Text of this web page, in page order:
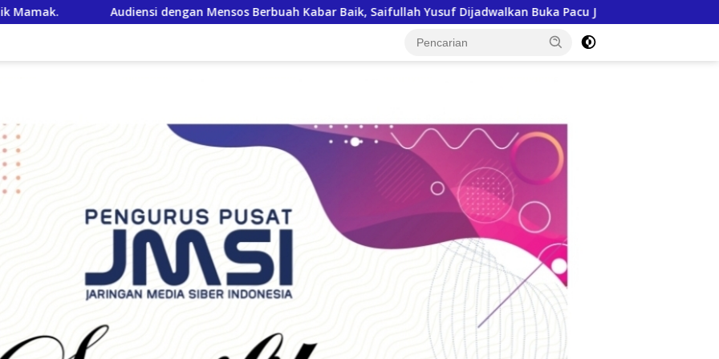
Berbuah Kabar Baik, Saifullah Yusuf Dijadwalkan Buka Pacu Jalur 2026 dan Resmikan Sekolah Rakyat di Kuansing